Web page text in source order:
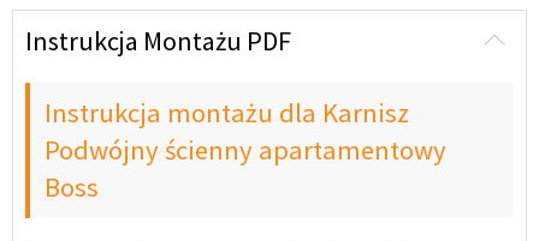
Instrukcja Montażu PDF
Instrukcja montażu dla Karnisz
Podwójny ścienny apartamentowy
Boss